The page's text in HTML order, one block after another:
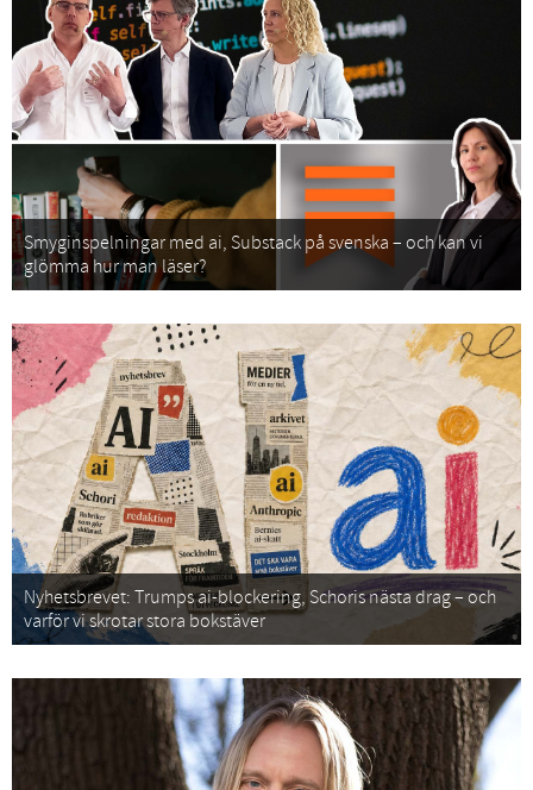
Smyginspelningar med ai, Substack på svenska – och kan vi
glömma hur man läser?
Nyhetsbrevet: Trumps ai-blockering, Schoris nästa drag – och
varför vi skrotar stora bokstäver